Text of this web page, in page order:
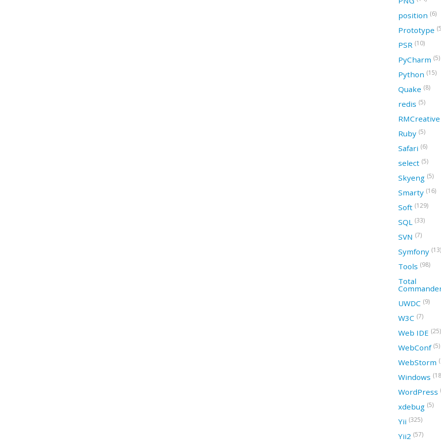
position (6)
Prototype
PSR (10)
PyCharm (5)
Python (15)
Quake (8)
redis (5)
RMCreative
Ruby (5)
Safari (6)
select (5)
Skyeng (5)
Smarty (16)
Soft (129)
SQL (33)
SVN (7)
Symfony (13)
Tools (98)
Total
UWDC (9)
W3C (7)
Web IDE (25)
WebConf (5)
WebStorm
Windows
WordPress
xdebug (5)
Yii (325)
Yii2 (57)